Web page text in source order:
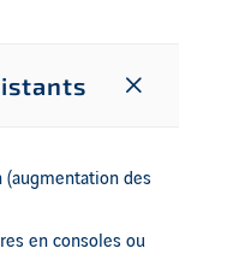
des
en consoles ou